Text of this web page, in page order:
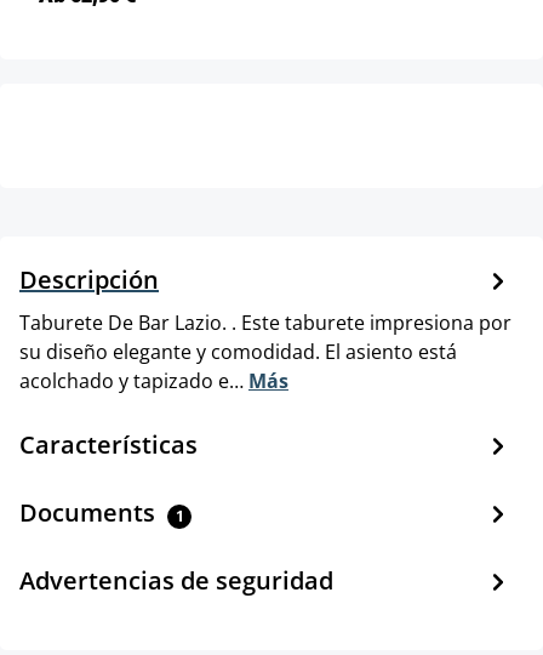
Descripción
Taburete De Bar Lazio. . Este taburete impresiona por
su diseño elegante y comodidad. El asiento está
acolchado y tapizado e… Más
Características
Documents 1
Advertencias de seguridad